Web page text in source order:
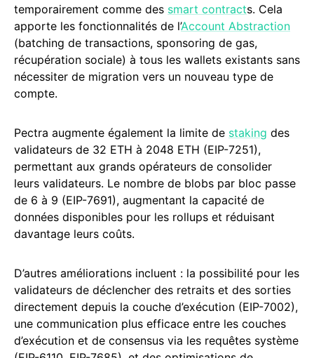
temporairement comme des smart contracts. Cela
apporte les fonctionnalités de l’Account Abstraction
(batching de transactions, sponsoring de gas,
récupération sociale) à tous les wallets existants sans
nécessiter de migration vers un nouveau type de
compte.
Pectra augmente également la limite de staking des
validateurs de 32 ETH à 2048 ETH (EIP-7251),
permettant aux grands opérateurs de consolider
leurs validateurs. Le nombre de blobs par bloc passe
de 6 à 9 (EIP-7691), augmentant la capacité de
données disponibles pour les rollups et réduisant
davantage leurs coûts.
D’autres améliorations incluent : la possibilité pour les
validateurs de déclencher des retraits et des sorties
directement depuis la couche d’exécution (EIP-7002),
une communication plus efficace entre les couches
d’exécution et de consensus via les requêtes système